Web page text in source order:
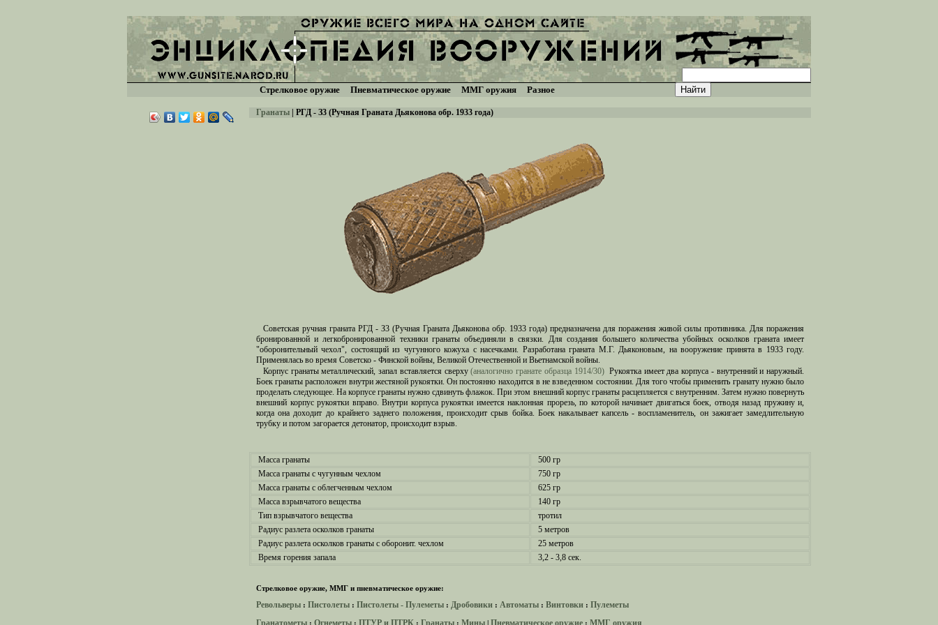
Стрелковое оружие Пневматическое оружие ММГ оружия Разное
Гранаты РГД - З3 (Ручная Граната Дьяконова обр. 1933 года)
Советская ручная граната РГД - З3 (Ручная Граната Дьяконова обр. 1933 года) предназначена для поражения живой силы противника. Для поражения
бронированной и легкобронированной техники гранаты объединяли в связки. Для создания большего количества убойных осколков граната имеет
"оборонительный чехол", состоящий из чугунного кожуха с насечками. Разработана граната М.Г. Дьяконовым, на вооружение принята в 1933 году.
Применялась во время Советско - Финской войны, Великой Отечественной и Вьетнамской войны.
Корпус гранаты металлический, запал вставляется сверху(аналогично гранате образца 1914/30)Рукоятка имеет два корпуса - внутренний и наружный.
Боек гранаты расположен внутри жестяной рукоятки. Он постоянно находится в не взведенном состоянии. Для того чтобы применить гранату нужно было
проделать следующее. На корпусе гранаты нужно сдвинуть флажок. При этом внешний корпус гранаты расцепляется с внутренним. Затем нужно повернуть
внешний корпус рукоятки вправо. Внутри корпуса рукоятки имеется наклонная прорезь, по которой начинает двигаться боек, отводя назад пружину и,
когда она доходит до крайнего заднего положения, происходит срыв бойка. Боек накалывает капсель - воспламенитель, он зажигает замедлительную
трубку и потом загорается детонатор, происходит взрыв.
Масса гранаты
500 гр
Масса гранаты с чугунным чехлом
750 гр
Масса гранаты с облегченным чехлом
625 гр
Масса взрывчатого вещества
140 гр
Тип взрывчатого вещества
тротил
Радиус разлета осколков гранаты
5 метров
Радиус разлета осколков гранаты с оборонит. чехлом
25 метров
Время горения запала
3,2 - 3,8 сек.
Стрелковое оружие, ММГ и пневматическое оружие:
Револьверы : Пистолеты : Пистолеты - Пулеметы : Дробовики : Автоматы : Винтовки : Пулеметы
Гранатометы : Огнеметы : ПТУР и ПТРК : Гранаты : Мины | Пневматическое оружие : ММГ оружия